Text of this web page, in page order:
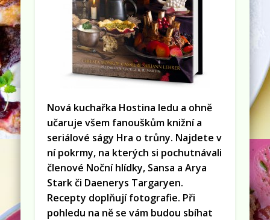
Nová kuchařka Hostina ledu a ohně
učaruje všem fanouškům knižní a
seriálové ságy Hra o trůny. Najdete v
ní pokrmy, na kterých si pochutnávali
členové Noční hlídky, Sansa a Arya
Stark či Daenerys Targaryen.
Recepty doplňují fotografie. Při
pohledu na ně se vám budou sbíhat